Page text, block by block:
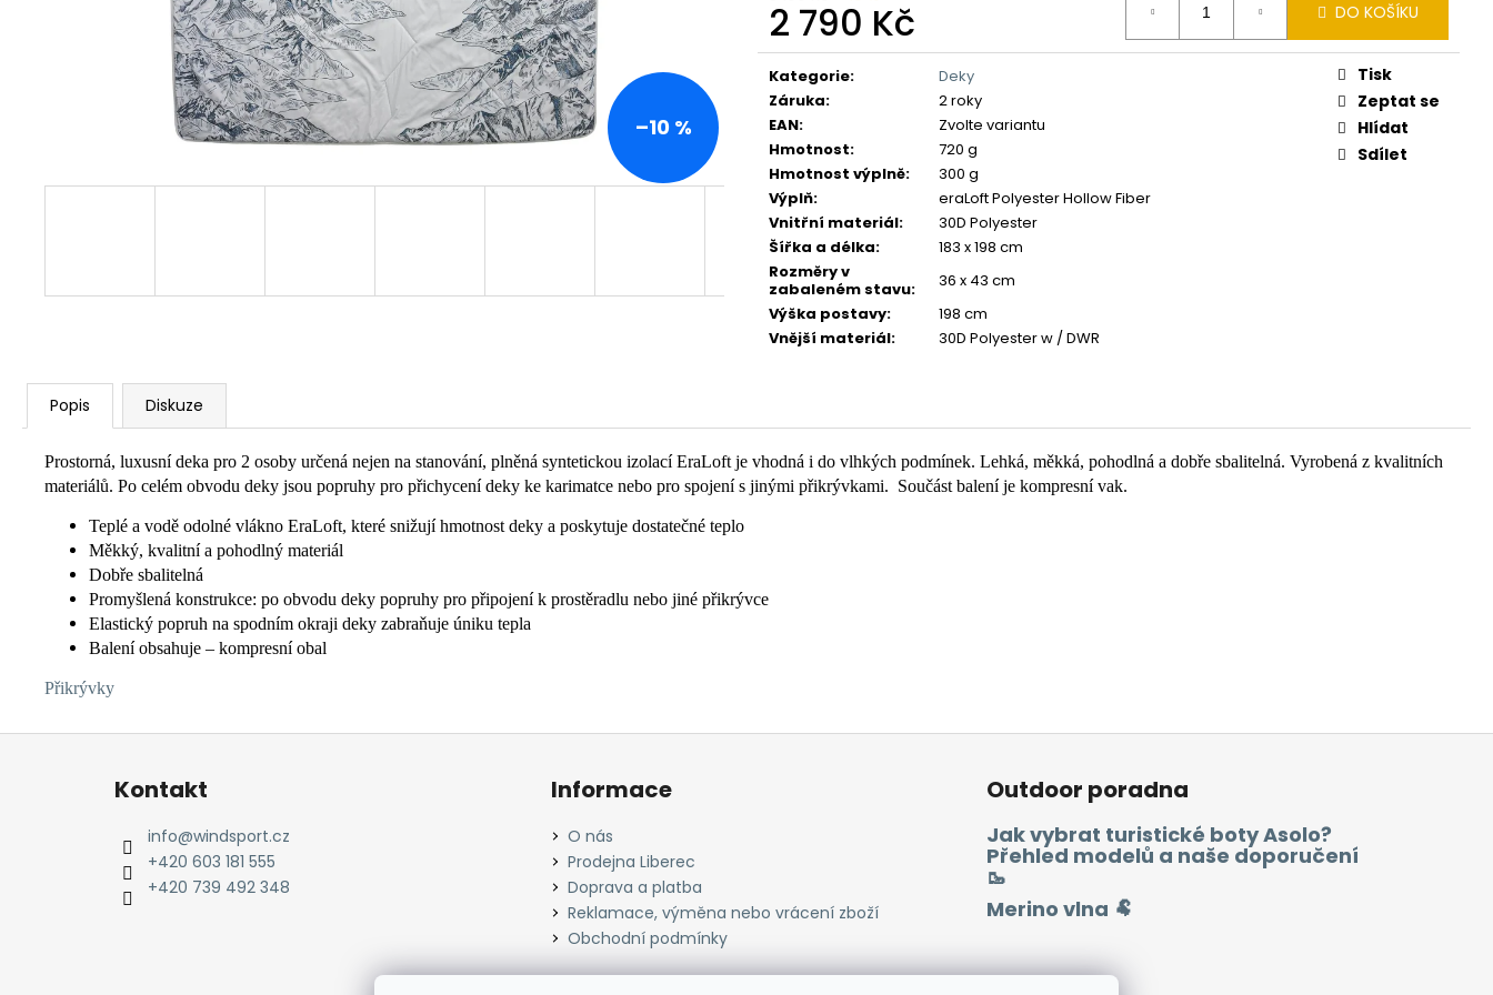
2 790 Kč
Měrná
cena:
DO KOŠÍKU
Kategorie:
Deky
Záruka:
2 roky
EAN:
Zvolte variantu
Hmotnost:
720 g
Hmotnost výplně:
300 g
Výplň:
eraLoft Polyester Hollow Fiber
Vnitřní materiál:
30D Polyester
Šířka a délka:
183 x 198 cm
Rozměry v
zabaleném stavu:
36 x 43 cm
Výška postavy:
198 cm
Vnější materiál: 30D Polyester w / DWR
Tisk
Zeptat se
Hlídat
Sdílet
–10 %
Popis Diskuze
Prostorná, luxusní deka pro 2 osoby určená nejen na stanování, plněná syntetickou izolací EraLoft je vhodná i do vlhkých podmínek. Lehká, měkká, pohodlná a dobře sbalitelná. Vyrobená z kvalitních
materiálů. Po celém obvodu deky jsou popruhy pro přichycení deky ke karimatce nebo pro spojení s jinými přikrývkami. Součást balení je kompresní vak.
Teplé a vodě odolné vlákno EraLoft, které snižují hmotnost deky a poskytuje dostatečné teplo
Měkký, kvalitní a pohodlný materiál
Dobře sbalitelná
Promyšlená konstrukce: po obvodu deky popruhy pro připojení k prostěradlu nebo jiné přikrývce
Elastický popruh na spodním okraji deky zabraňuje úniku tepla
Balení obsahuje – kompresní obal
Přikrývky
Z
Kontakt
info@windsport.cz
+420 603 181 555
+420 739 492 348
Informace
O nás
Prodejna Liberec
Doprava a platba
Reklamace, výměna nebo vrácení zboží
Obchodní podmínky
Outdoor poradna
Jak vybrat turistické boty Asolo?
Přehled modelů a naše doporučení
🥾
Merino vlna 🐏